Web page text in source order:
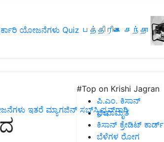
ಯೋಜನೆಗಳು Quiz பத்திரிகை சந்தா
ಇತರೆ ಮ್ಯಾಗಜಿನ್‌ ಸಬ್‌ಸ್ಕ್ರಿಪ್ಷನ್‌ಗಾಗಿ
#Top on Krishi Jagran
ಪಿ.ಎಂ. ಕಿಸಾನ್
ಜೀವಾಮೃತ
ಕಿಸಾನ್ ಕ್ರೇಡಿಟ್ ಕಾರ್ಡ್
ಬೆಳೆಗಳ ರೋಗ